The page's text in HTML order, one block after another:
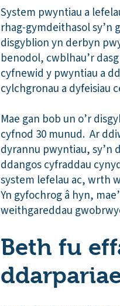
System pwyntiau a
rhag-gymdeithasol
disgyblion yn derbyn
benodol, cwblhau’r
cyfnewid y pwyntiau a
cylchgronau a dyfeisiau
Mae gan bob un o’r
cyfnod 30 munud. Ar
dyrannu pwyntiau, sy’n
ddangos cyfraddau
system lefelau ac, wrth
Yn gyfochrog â hyn,
weithgareddau
Beth fu